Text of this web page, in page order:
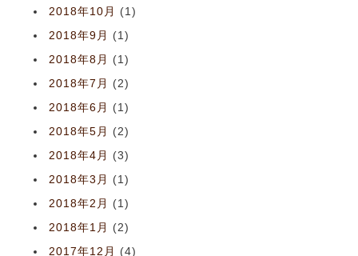
2018年10月
(1)
2018年9月
(1)
2018年8月
(1)
2018年7月
(2)
2018年6月
(1)
2018年5月
(2)
2018年4月
(3)
2018年3月
(1)
2018年2月
(1)
2018年1月
(2)
2017年12月
(4)